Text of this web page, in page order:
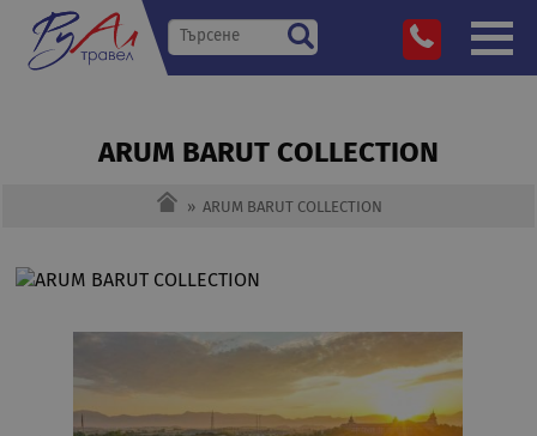
ARUM BARUT COLLECTION
» ARUM BARUT COLLECTION